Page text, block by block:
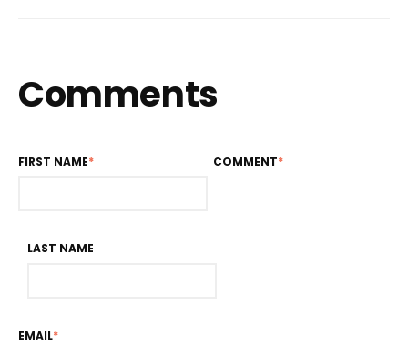
Comments
FIRST NAME*
LAST NAME
EMAIL*
COMMENT*